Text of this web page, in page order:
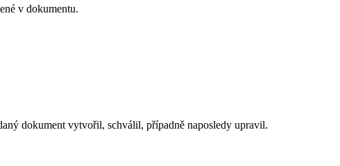
v dokumentu.
dokument vytvořil, schválil, případně naposledy upravil.